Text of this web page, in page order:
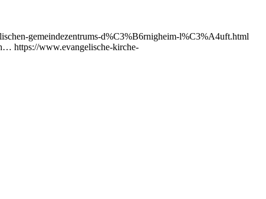
gemeindezentrums-d%C3%B6rnigheim-l%C3%A4uft.html
https://www.evangelische-kirche-